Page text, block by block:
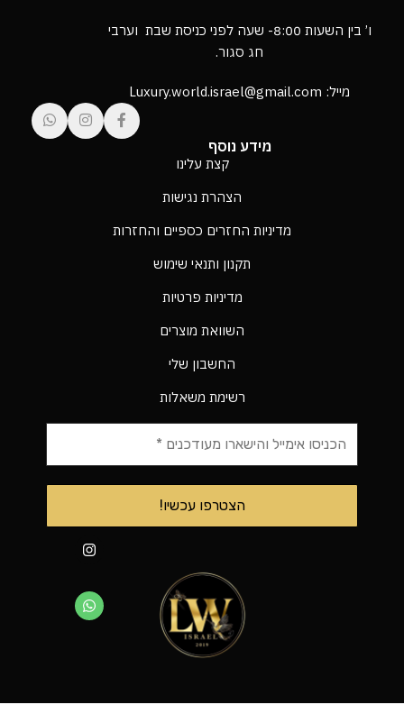
ו’ בין השעות 8:00- שעה לפני כניסת שבת וערבי
חג סגור.
מייל: Luxury.world.israel@gmail.com
מידע נוסף
קצת עלינו
הצהרת נגישות
מדיניות החזרים כספיים והחזרות
תקנון ותנאי שימוש
מדיניות פרטיות
השוואת מוצרים
החשבון שלי
רשימת משאלות